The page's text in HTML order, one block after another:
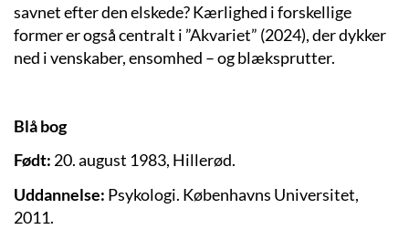
savnet efter den elskede? Kærlighed i forskellige
former er også centralt i ”Akvariet” (2024), der dykker
ned i venskaber, ensomhed – og blæksprutter.
Blå bog
Født: 20. august 1983, Hillerød.
Uddannelse: Psykologi. Københavns Universitet,
2011.